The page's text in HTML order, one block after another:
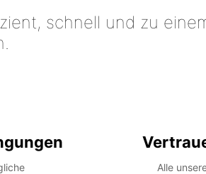
schnell und zu
Alle